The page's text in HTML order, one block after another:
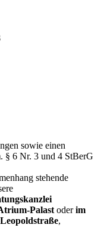
sowie einen
§ 6 Nr. 3 und 4 StBerG
stehende
Palast oderim
,